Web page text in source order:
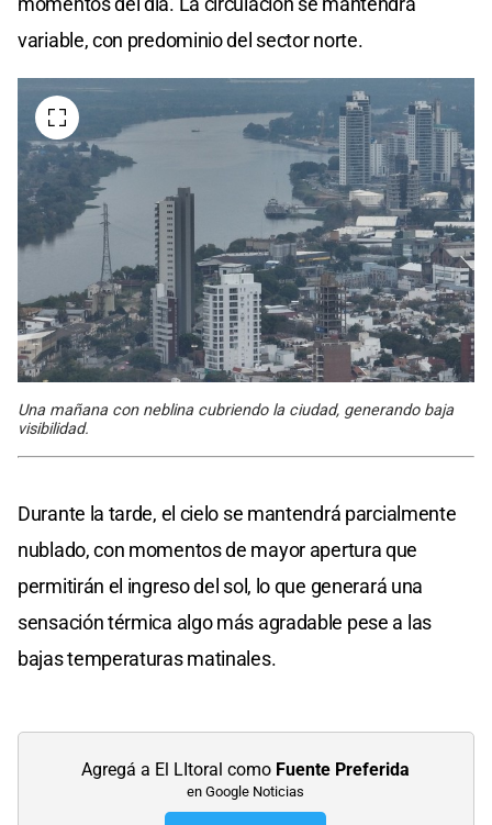
variable, con predominio del sector norte.
Una mañana con neblina cubriendo la ciudad, generando baja
visibilidad.
Durante la tarde, el cielo se mantendrá parcialmente
nublado, con momentos de mayor apertura que
permitirán el ingreso del sol, lo que generará una
sensación térmica algo más agradable pese a las
bajas temperaturas matinales.
Agregá a El LItoral como Fuente Preferida
en Google Noticias